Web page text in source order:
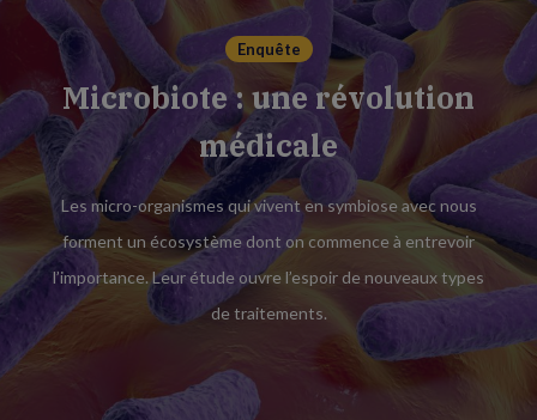
Enquête
Microbiote : une révolution
médicale
Les micro-organismes qui vivent en symbiose avec nous
forment un écosystème dont on commence à entrevoir
l’importance. Leur étude ouvre l’espoir de nouveaux types
de traitements.